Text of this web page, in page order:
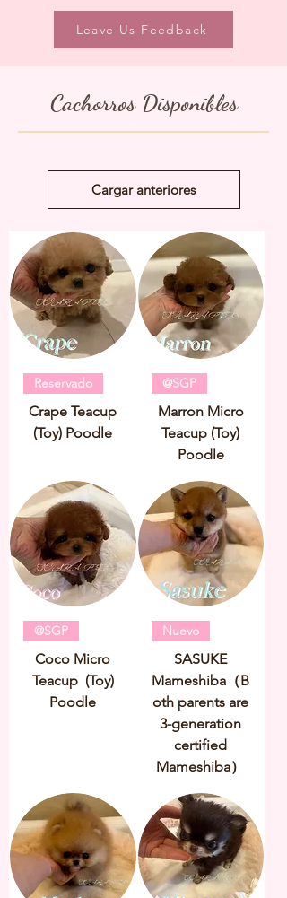
Leave Us Feedback
Cachorros Disponibles
Cargar anteriores
Reservado
Crape Teacup
(Toy) Poodle
@SGP
Marron Micro
Teacup (Toy)
Poodle
@SGP
Coco Micro
Teacup (Toy)
Poodle
Nuevo
SASUKE
Mameshiba（B
oth parents are
3-generation
certified
Mameshiba）